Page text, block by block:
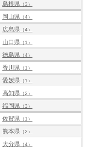
島根県 （3）
岡山県 （4）
広島県 （4）
山口県 （1）
徳島県 （4）
香川県 （1）
愛媛県 （1）
高知県 （2）
福岡県 （3）
佐賀県 （1）
熊本県 （2）
大分県 （4）